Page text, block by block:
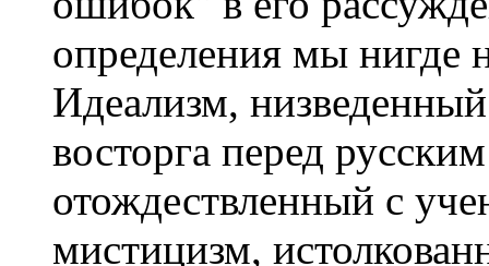
определения мы нигде
Идеализм,
восторга перед
отождествленный с
мистицизм,